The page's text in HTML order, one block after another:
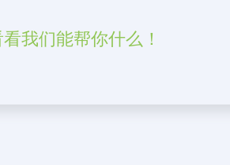
我们能帮你什么！